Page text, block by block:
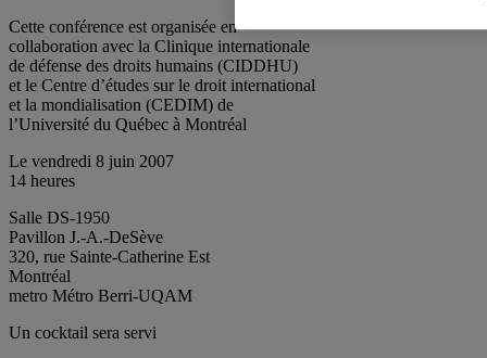
Cette conférence est organisée en
collaboration avec la Clinique internationale
de défense des droits humains (CIDDHU)
et le Centre d’études sur le droit international
et la mondialisation (CEDIM) de
l’Université du Québec à Montréal
Le vendredi 8 juin 2007
14 heures
Salle DS-1950
Pavillon J.-A.-DeSève
320, rue Sainte-Catherine Est
Montréal
metro Métro Berri-UQAM
Un cocktail sera servi